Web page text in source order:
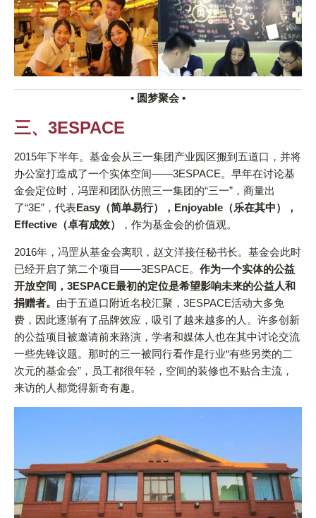
• 圆梦聚会 •
三、3ESPACE
2015年下半年。基金会从三一集团产业园区搬到五道口，并将
办公室打造成了一个实体空间——3ESPACE。早年在讨论基
金会定位时，冯罡和团队仿照三一集团的“三一”，商量出
了“3E”，代表Easy（简单易行），Enjoyable（乐在其中），
Effective（卓有成效）
，作为基金会的价值观。
2016年，冯罡从基金会离职，赵文洋接任秘书长。基金会此时
已经开启了第二个项目——3ESPACE。 作为一个实体的公益
开放空间，3ESPACE最初的定位是希望影响未来的公益人和
捐赠者。 由于五道口附近名校汇聚，3ESPACE活动大多免
费，因此逐渐有了品牌效应，吸引了越来越多的人。许多创新
的公益项目被邀请前来路演，学者和媒体人也在其中讨论交流
一些先锋议题。那时的三一被同行看作是行业“有些另类的二
次元的基金会”，员工都很年轻，空间的装修也不贴合主流，
来访的人都觉得新奇有趣。